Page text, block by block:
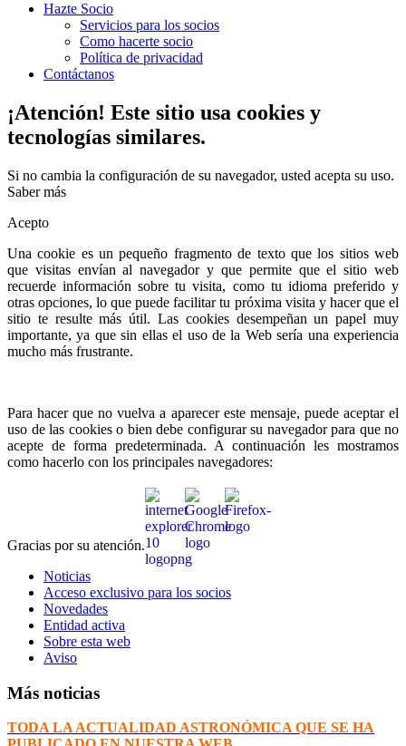
Hazte Socio
Servicios para los socios
Como hacerte socio
Política de privacidad
Contáctanos
¡Atención! Este sitio usa cookies y
tecnologías similares.
Si no cambia la configuración de su navegador, usted acepta su uso.
Saber más
Acepto
Una cookie es un pequeño fragmento de texto que los sitios web
que visitas envían al navegador y que permite que el sitio web
recuerde información sobre tu visita, como tu idioma preferido y
otras opciones, lo que puede facilitar tu próxima visita y hacer que el
sitio te resulte más útil. Las cookies desempeñan un papel muy
importante, ya que sin ellas el uso de la Web sería una experiencia
mucho más frustrante.
Para hacer que no vuelva a aparecer este mensaje, puede aceptar el
uso de las cookies o bien debe configurar su navegador para que no
acepte de forma predeterminada. A continuación les mostramos
como hacerlo con los principales navegadores:
Gracias por su atención.
Noticias
Acceso exclusivo para los socios
Novedades
Entidad activa
Sobre esta web
Aviso
Más noticias
TODA LA ACTUALIDAD ASTRONÓMICA QUE SE HA